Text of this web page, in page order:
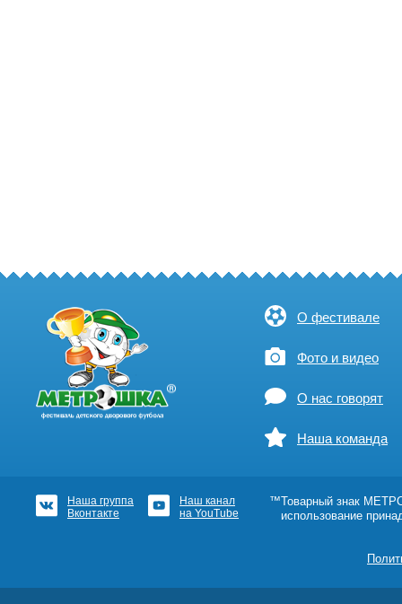
О фестивале
Фото и видео
О нас говорят
Наша команда
Наша группа
Вконтакте
Наш канал
на YouTube
™Товарный знак
использование